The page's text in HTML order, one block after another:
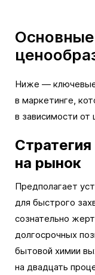
Основные
Ниже — ключевые
в маркетинге,
в зависимости от
на рынок
Предполагает
для быстрого
сознательно
долгосрочных
бытовой химии
на двадцать